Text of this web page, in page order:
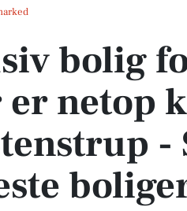
mio. kroner er netop kommet til salg i
bolig
netop
-